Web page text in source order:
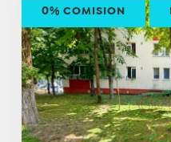
0% COMISION